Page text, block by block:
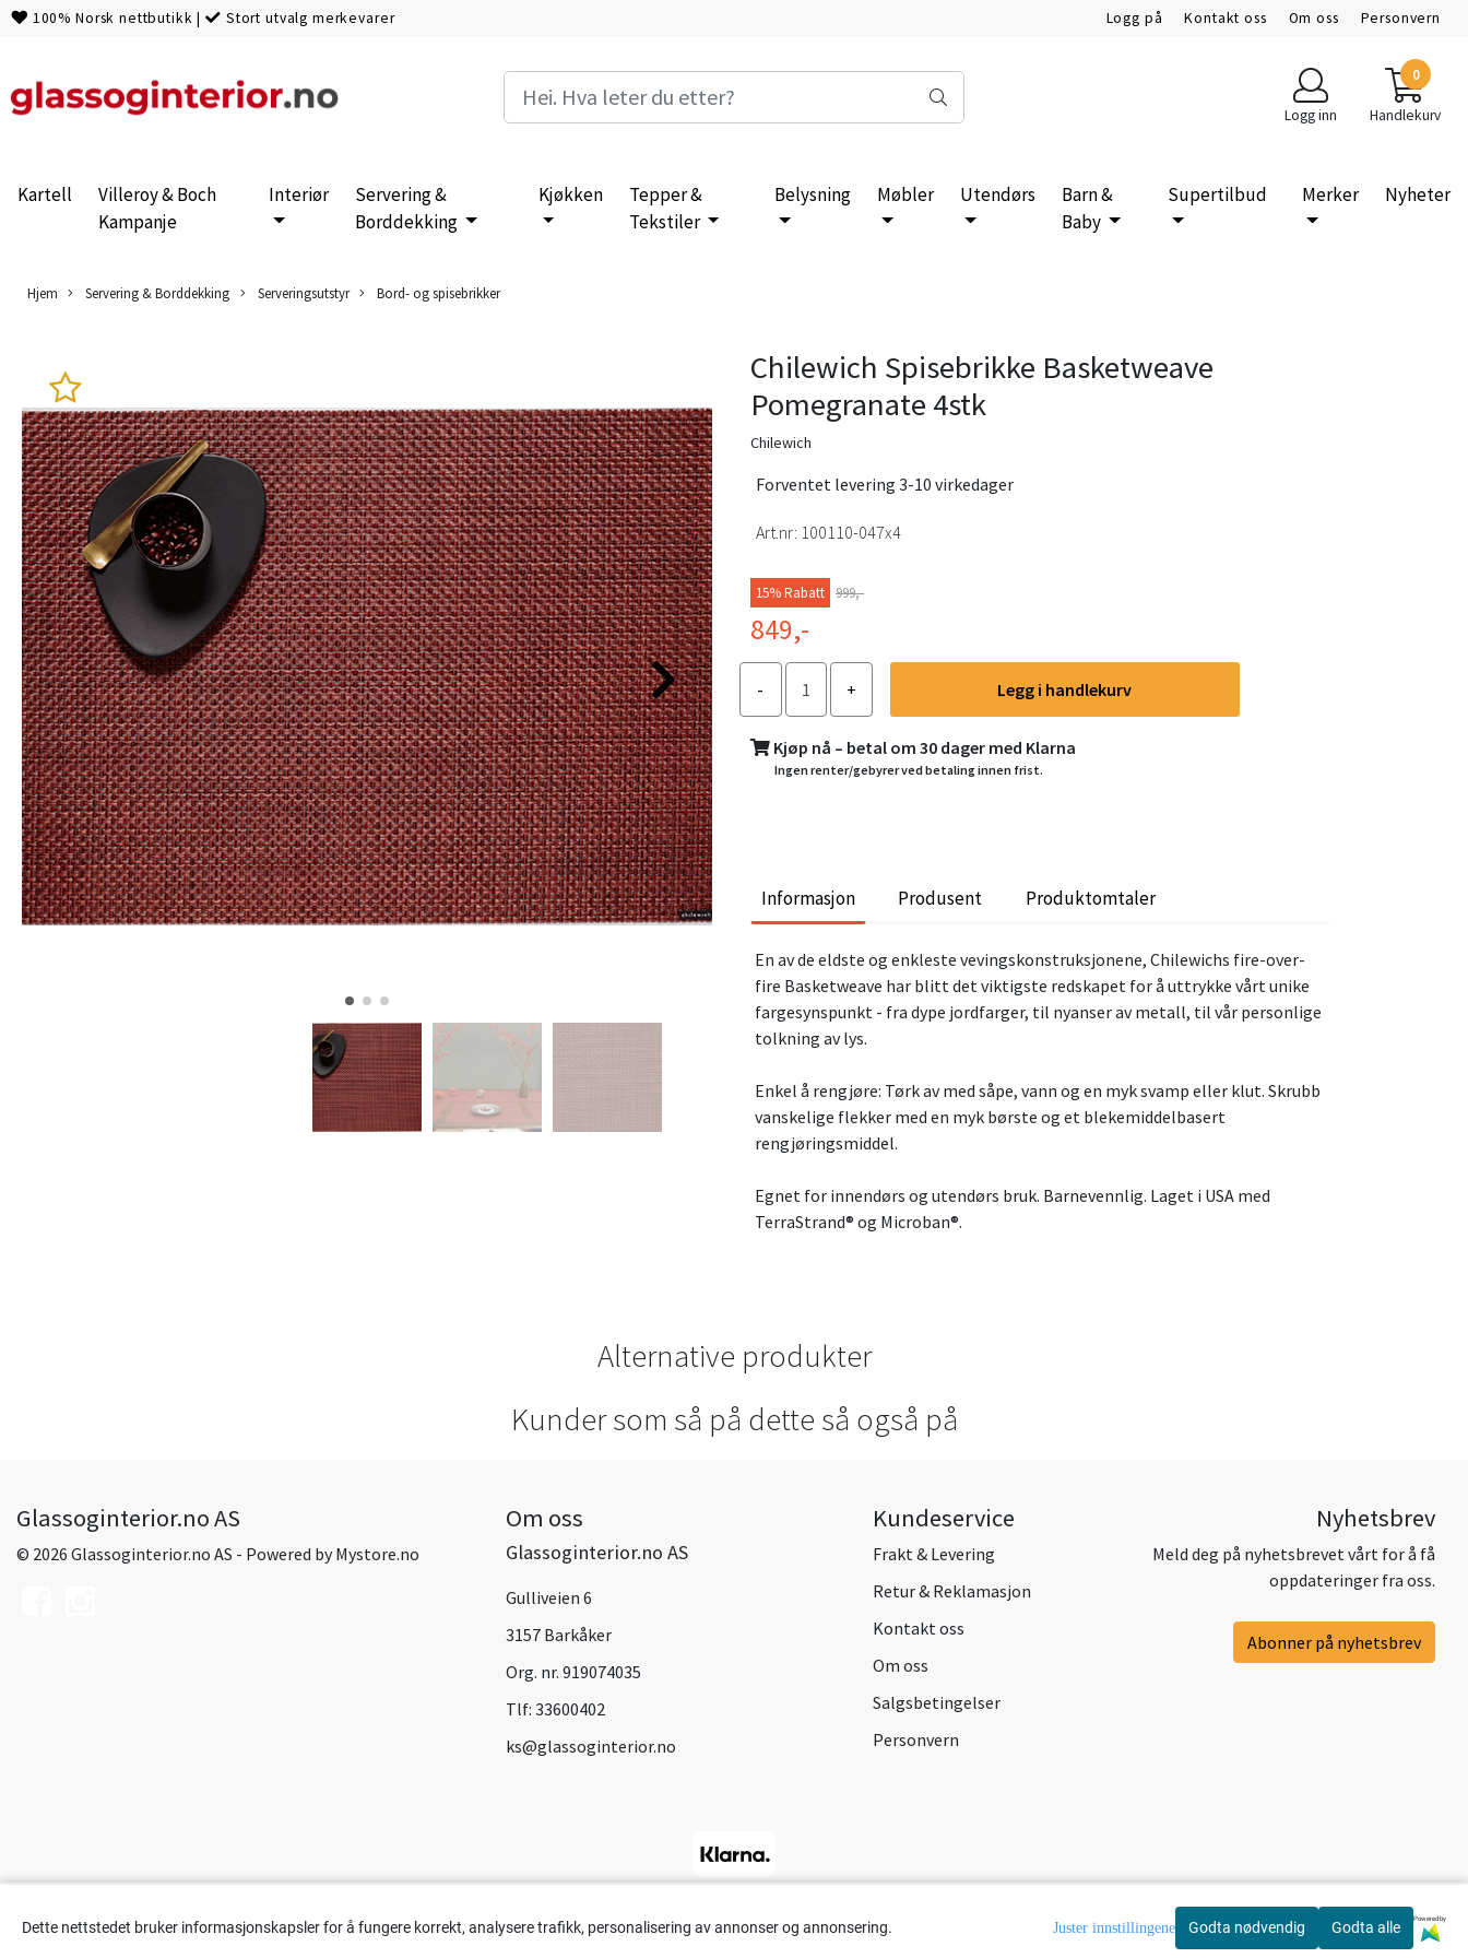
100% Norsk nettbutikk | Stort utvalg merkevarer Logg på Kontakt oss Om oss Personvern
Logg inn
0
Handlekurv
Kartell
Villeroy & Boch
Kampanje
Interiør
Servering &
Borddekking
Kjøkken
Tepper &
Tekstiler
Belysning Møbler Utendørs
Barn &
Baby
Supertilbud Merker Nyheter
Hjem Servering & Borddekking Serveringsutstyr Bord- og spisebrikker
Chilewich Spisebrikke Basketweave
Pomegranate 4stk
Chilewich
Forventet levering 3-10 virkedager
Art.nr: 100110-047x4
15% Rabatt 999,-
849,-
Legg i handlekurv
Kjøp nå – betal om 30 dager med Klarna
Ingen renter/gebyrer ved betaling innen frist.
Informasjon Produsent Produktomtaler
En av de eldste og enkleste vevingskonstruksjonene, Chilewichs fire-over-
fire Basketweave har blitt det viktigste redskapet for å uttrykke vårt unike
fargesynspunkt - fra dype jordfarger, til nyanser av metall, til vår personlige
tolkning av lys.
Enkel å rengjøre: Tørk av med såpe, vann og en myk svamp eller klut. Skrubb
vanskelige flekker med en myk børste og et blekemiddelbasert
rengjøringsmiddel.
Egnet for innendørs og utendørs bruk. Barnevennlig. Laget i USA med
TerraStrand® og Microban®.
Alternative produkter
Kunder som så på dette så også på
Dette nettstedet bruker informasjonskapsler for å fungere korrekt, analysere trafikk, personalisering av annonser og annonsering. Godta nødvendig Godta alle
Powered by
Juster innstillingene
Glassoginterior.no AS
© 2026 Glassoginterior.no AS - Powered byMystore.no
Om oss
Glassoginterior.no AS
Gulliveien 6
3157 Barkåker
Org. nr. 919074035
Tlf: 33600402
ks@glassoginterior.no
Kundeservice
Frakt & Levering
Retur & Reklamasjon
Kontakt oss
Om oss
Salgsbetingelser
Personvern
Nyhetsbrev
Meld deg på nyhetsbrevet vårt for å få
oppdateringer fra oss.
Abonner på nyhetsbrev